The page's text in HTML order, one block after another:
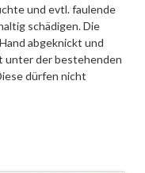
und evtl. faulende
schädigen. Die
abgeknickt und
unter der bestehenden
dürfen nicht